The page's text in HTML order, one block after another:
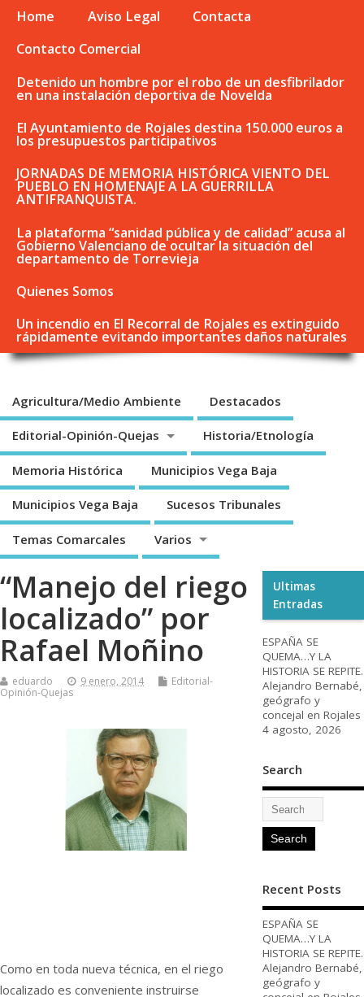
Home Aviso Legal
Contacta
Contacto Comercial
Detenido un hombre por el robo de un desfibrilador
en una instalación deportiva de Novelda
El Ayuntamiento de Rojales destina 150.000 euros a
los presupuestos participativos
JORNADAS DE MEMORIA HISTÓRICA VIENTO DEL
PUEBLO EN HOMENAJE A LA GUERRILLA
ANTIFRANQUISTA.
La plataforma “sanidad pública y de calidad” acusa al
Gobierno Valenciano de ocultar la situación del
departamento de Torrevieja
Quienes Somos
Un incendio en El Recorral de Rojales es extinguido
rápidamente evitando importantes daños naturales
Agricultura/Medio Ambiente Destacados
Editorial-Opinión-Quejas Historia/Etnología
Memoria Histórica Municipios Vega Baja
Municipios Vega Baja Sucesos Tribunales
Temas Comarcales Varios
“Manejo del riego
localizado” por
Rafael Moñino
eduardo 9 enero, 2014
Editorial-
Opinión-Quejas
Como en toda nueva técnica, en el riego
localizado es conveniente instruirse
Ultimas
Entradas
ESPAÑA SE
QUEMA…Y LA
HISTORIA SE REPITE.
Alejandro Bernabé,
geógrafo y
concejal en Rojales
4 agosto, 2026
Search
Recent Posts
ESPAÑA SE
QUEMA…Y LA
HISTORIA SE REPITE.
Alejandro Bernabé,
geógrafo y